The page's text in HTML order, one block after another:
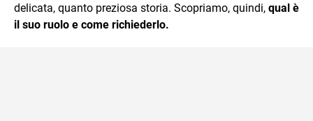
delicata, quanto preziosa storia. Scopriamo, quindi, qual è
il suo ruolo e come richiederlo.